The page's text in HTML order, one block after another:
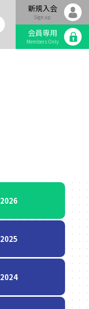
新規入会
Sign up
会員専用
Members Only
2026
2025
2024